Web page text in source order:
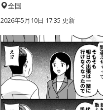
全国
2026年5月10日 17:35 更新